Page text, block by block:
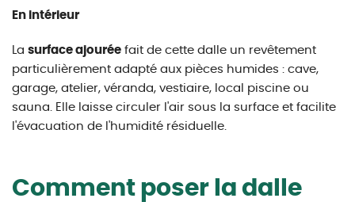
En intérieur
La surface ajourée fait de cette dalle un revêtement
particulièrement adapté aux pièces humides : cave,
garage, atelier, véranda, vestiaire, local piscine ou
sauna. Elle laisse circuler l'air sous la surface et facilite
l'évacuation de l'humidité résiduelle.
Comment poser la dalle